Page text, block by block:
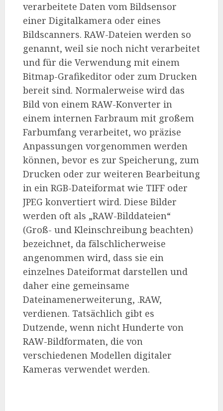
verarbeitete Daten vom Bildsensor
einer Digitalkamera oder eines
Bildscanners. RAW-Dateien werden so
genannt, weil sie noch nicht verarbeitet
und für die Verwendung mit einem
Bitmap-Grafikeditor oder zum Drucken
bereit sind. Normalerweise wird das
Bild von einem RAW-Konverter in
einem internen Farbraum mit großem
Farbumfang verarbeitet, wo präzise
Anpassungen vorgenommen werden
können, bevor es zur Speicherung, zum
Drucken oder zur weiteren Bearbeitung
in ein RGB-Dateiformat wie TIFF oder
JPEG konvertiert wird. Diese Bilder
werden oft als „RAW-Bilddateien“
(Groß- und Kleinschreibung beachten)
bezeichnet, da fälschlicherweise
angenommen wird, dass sie ein
einzelnes Dateiformat darstellen und
daher eine gemeinsame
Dateinamenerweiterung, .RAW,
verdienen. Tatsächlich gibt es
Dutzende, wenn nicht Hunderte von
RAW-Bildformaten, die von
verschiedenen Modellen digitaler
Kameras verwendet werden.